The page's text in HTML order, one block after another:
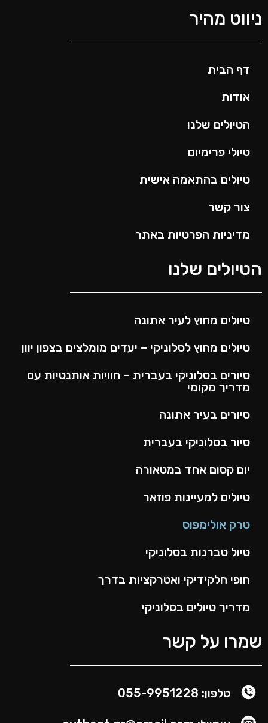
ניווט מהיר
דף הבית
אודות
הטיולים שלנו
טיולי פרימיום
טיולים בהתאמה אישית
צור קשר
מדיניות הפרטיות באתר
הטיולים שלנו
טיולים מחוץ לעיר אתונה
טיולים מחוץ לסלוניקי – יעדים מומלצים בצפון יוון
סיורים בסלוניקי בעברית – חוויות אותנטיות עם
מדריך מקומי
סיורים בעיר אתונה
סיור בסלוניקי בעברית
יום קסום אחד במטאורה
טיולים למעיינות פוזאר
טרק אולימפוס
טיול טברנות בסלוניקי
חופי חלקידיקי ואטרקציות בדרך
מדריך טיולים בסלוניקי
שמרו על קשר
טלפון: 055-9951228